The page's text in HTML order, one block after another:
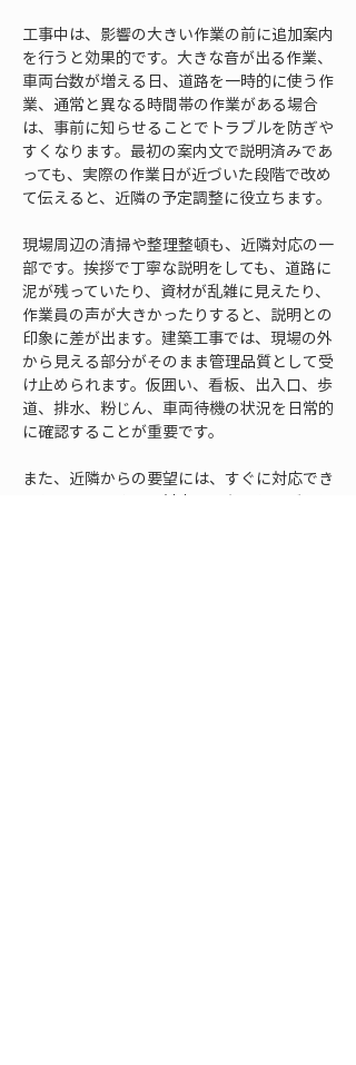
工事中は、影響の大きい作業の前に追加案内
を行うと効果的です。大きな音が出る作業、
車両台数が増える日、道路を一時的に使う作
業、通常と異なる時間帯の作業がある場合
は、事前に知らせることでトラブルを防ぎや
すくなります。最初の案内文で説明済みであ
っても、実際の作業日が近づいた段階で改め
て伝えると、近隣の予定調整に役立ちます。
現場周辺の清掃や整理整頓も、近隣対応の一
部です。挨拶で丁寧な説明をしても、道路に
泥が残っていたり、資材が乱雑に見えたり、
作業員の声が大きかったりすると、説明との
印象に差が出ます。建築工事では、現場の外
から見える部分がそのまま管理品質として受
け止められます。仮囲い、看板、出入口、歩
道、排水、粉じん、車両待機の状況を日常的
に確認することが重要です。
また、近隣からの要望には、すぐに対応でき
るものと、すぐには対応できないものがあり